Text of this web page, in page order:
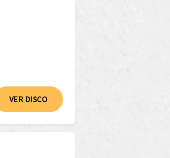
VER DISCO